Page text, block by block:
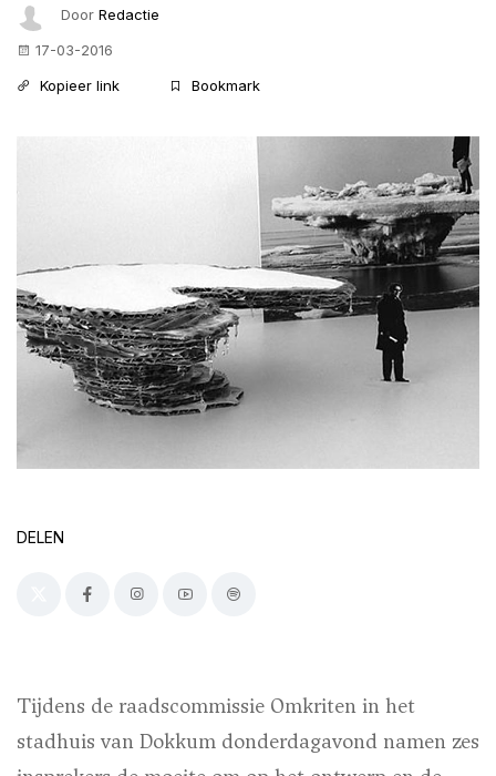
Door Redactie
17-03-2016
Kopieer link
Bookmark
DELEN
Tijdens de raadscommissie Omkriten in het
stadhuis van Dokkum donderdagavond namen zes